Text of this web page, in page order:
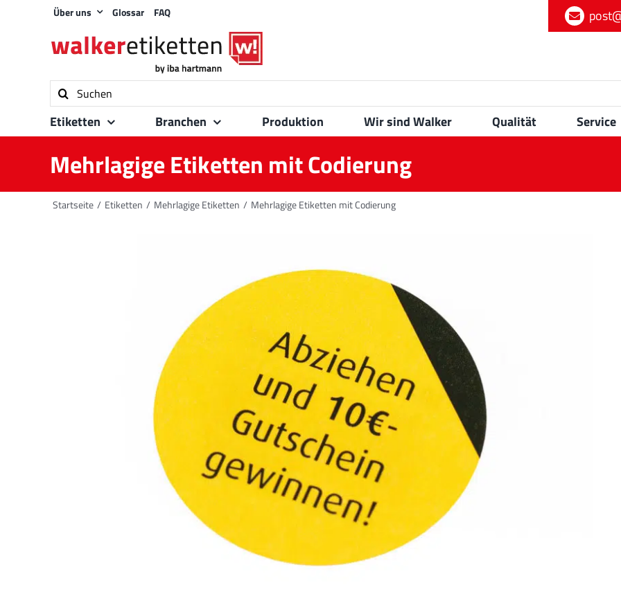
Über uns Glossar FAQ
Suche
nach:
Etiketten Branchen Produktion Wir sind Walker Qualität Service
Mehrlagige Etiketten mit Codierung
Startseite Etiketten Mehrlagige Etiketten Mehrlagige Etiketten mit Codierung